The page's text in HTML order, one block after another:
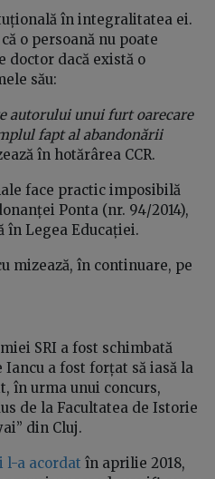
în integralitatea ei.
o persoană nu poate
doctor dacă există o
său:
autorului unui furt oarecare
fapt al abandonării
în hotărârea CCR.
face practic imposibilă
Ponta (nr. 94/2014),
în Legea Educației.
mizează, în continuare, pe
SRI a fost schimbată
a fost forțat să iasă la
în urma unui concurs,
de la Facultatea de Istorie
din Cluj.
l-a acordat în aprilie 2018,